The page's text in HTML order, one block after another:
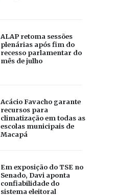
ALAP retoma sessões
plenárias após fim do
recesso parlamentar do
mês de julho
Acácio Favacho garante
recursos para
climatização em todas as
escolas municipais de
Macapá
Em exposição do TSE no
Senado, Davi aponta
confiabilidade do
sistema eleitoral